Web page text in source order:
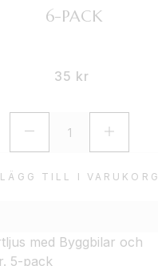
LÄGG TILL I VARUKORG
6-PACK
35 kr